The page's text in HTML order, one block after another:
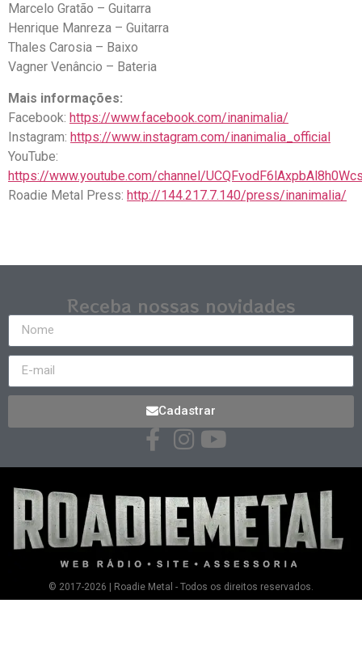
Marcelo Gratão – Guitarra
Henrique Manreza – Guitarra
Thales Carosia – Baixo
Vagner Venâncio – Bateria
Mais informações:
Facebook: https://www.facebook.com/inanimalia/
Instagram: https://www.instagram.com/inanimalia_official
YouTube:
https://www.youtube.com/channel/
Roadie Metal Press: http://144.217.7.140/press/inanimalia/
Receba nossas novidades
Cadastrar
© 2017-2026 | Roadie Metal - Todos os direitos reservados.